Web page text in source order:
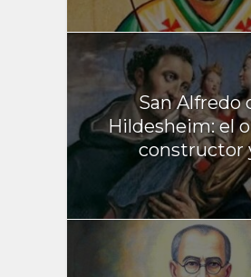
San Alfredo
Hildesheim: el
constructor